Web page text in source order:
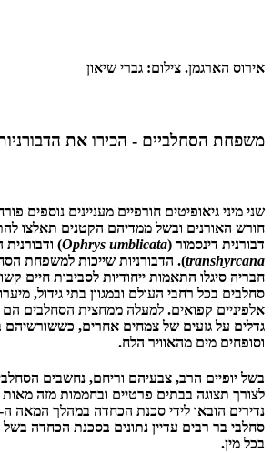
אירוס הארגמן. צילום: גברי שיאון
משפחת הסחלביים - הכירו את
שני מיני גיאופיטים חורפיים מעניינים נוספים
חורש האורנים ובשל ממדיהם הקטנים תאלצו
דבורנית דינסמור (Ophrys umblicata
)
transhyrcana). הדבורניות שייכות למשפחת
חבריה סיגלו התאמות ייחודיות לסביבות חיים
סחלבים בכל רחבי העולם ובמגוון בתי גידול,
אלפיניים קפואים. למעלה ממחצית הסחלבים הם
גדלים על גזעים של צמחים אחרים, כששורשיהם
וסופחים מים מהאוויר הלח.
בשל יופיים הרב, צבעיהם וריחם, נחשבים
לצורך תצוגה בבתים פרטיים ובחממות מזה מאות
סחלבי בר רבים עדיין נתונים בסכנת הכחדה
בכל מין.